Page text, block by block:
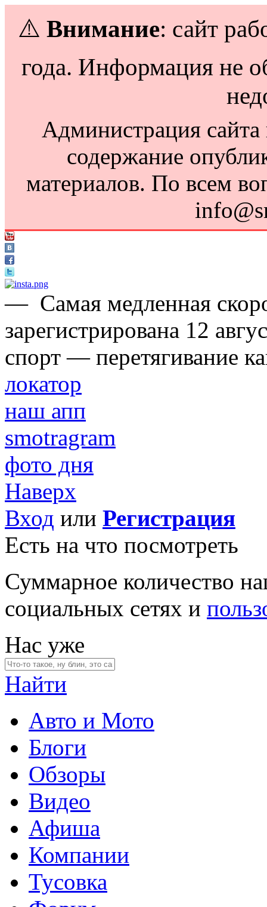
⚠️ Внимание: сайт
года. Информация не
Администрация сайта
содержание
материалов. По всем
— Самая медленная
зарегистрирована 12
спорт — перетягивание
локатор
наш апп
smotragram
фото дня
Наверх
Вход или Регистрация
Есть на что посмотреть
Суммарное количество
социальных сетях и
Нас уже
Найти
Авто и Мото
Блоги
Обзоры
Видео
Афиша
Компании
Тусовка